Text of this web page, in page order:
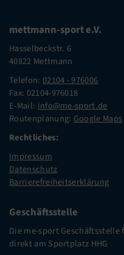
mettmann-sport e.V.
Hasselbeckstr. 6
40822 Mettmann
Telefon: 02104 - 976006
Fax: 02104-976018
E-Mail: info@me-sport.de
Routenplanung: Google Maps
Rechtliches:
Impressum
Datenschutz
Barrierefreiheitserklärung
Geschäftsstelle
Die me-sport Geschäftsstelle
direkt am Sportplatz HHG